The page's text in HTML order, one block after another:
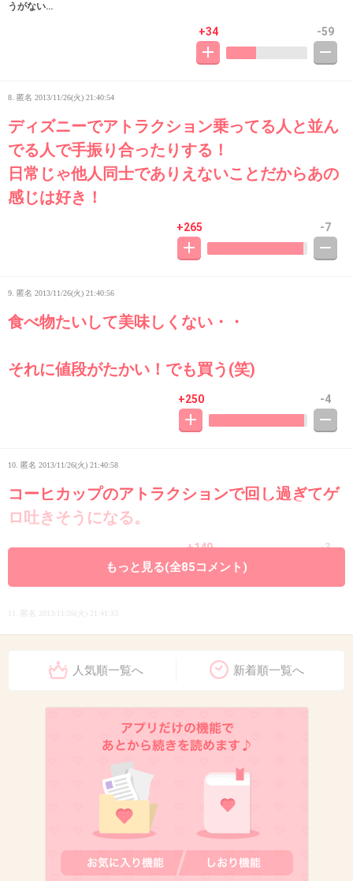
うがない…
+34 -59
8. 匿名 2013/11/26(火) 21:40:54
ディズニーでアトラクション乗ってる人と並ん
でる人で手振り合ったりする！
日常じゃ他人同士でありえないことだからあの
感じは好き！
+265 -7
9. 匿名 2013/11/26(火) 21:40:56
食べ物たいして美味しくない・・
それに値段がたかい！でも買う(笑)
+250 -4
10. 匿名 2013/11/26(火) 21:40:58
コーヒカップのアトラクションで回し過ぎてゲ
ロ吐きそうになる。
+149 -3
11. 匿名 2013/11/26(火) 21:41:33
+70
絶叫マシン乗ってみたい！
2013/11/26(火) 21:43:05
もっと見る(全85コメント)
人気順一覧へ 新着順一覧へ